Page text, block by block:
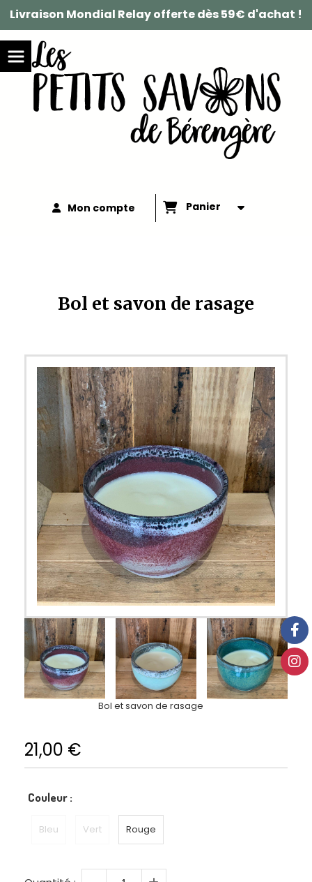
Livraison Mondial Relay offerte dès 59€ d'achat !
Mon compte Panier
Bol et savon de rasage
Bol et savon de rasage
Couleur :
Bleu Vert Rouge
21,00 €